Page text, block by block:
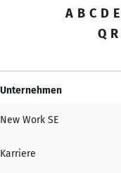
A B C D E
Q R
Unternehmen
New Work SE
Karriere